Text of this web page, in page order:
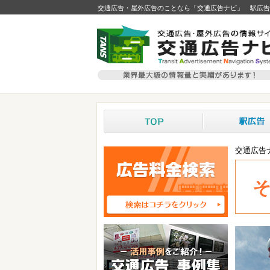
交通広告・屋外広告のことなら「交通広告ナビ」 駅広
交通広告